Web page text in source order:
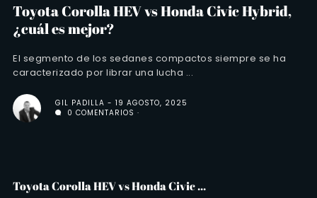
Toyota Corolla HEV vs Honda Civic Hybrid,
¿cuál es mejor?
El segmento de los sedanes compactos siempre se ha
caracterizado por librar una lucha ...
GIL PADILLA
19 AGOSTO, 2025
0 COMENTARIOS
Toyota Corolla HEV vs Honda Civic ...